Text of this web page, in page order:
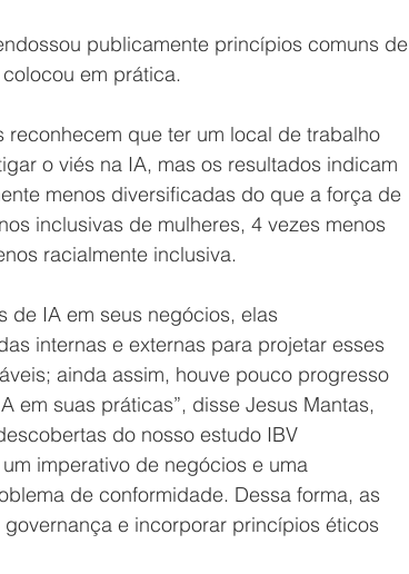
publicamente princípios comuns de
em prática.
que ter um local de trabalho
o viés na IA, mas os resultados indicam
menos diversificadas do que a força de
inclusivas de mulheres, 4 vezes menos
racialmente inclusiva.
de IA em seus negócios, elas
internas e externas para projetar esses
ainda assim, houve pouco progresso
​​em suas práticas”, disse Jesus Mantas,
do nosso estudo IBV
imperativo de negócios e uma
de conformidade. Dessa forma, as
e incorporar princípios éticos